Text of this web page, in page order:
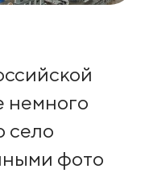
немного
село
фото